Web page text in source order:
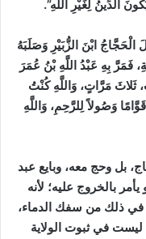
الدِّينُ لِغَيْرِ اللَّهِ”.
ابْنَ الزُّبَيْرِ وَصَلَبَهُ
فَمَرَّ بِهِ عَبْدُ اللَّهِ بْنُ عُمَرَ
ثَلاثَ مَرَّاتٍ، وَاللَّهِ كُنْتُ
وَصُولاً لِلرَّحِمِ، وَاللَّهِ
بل وحج معه، وبايع عبد
بالخروج عليه؛ لأنه
في ذلك من سفك الدماء،
في ثبوت الولاية